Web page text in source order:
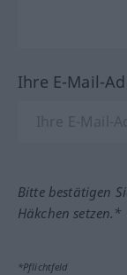
Ihre E-Mail-
Bitte bestätigen
Häkchen setzen.*
*Pflichtfeld